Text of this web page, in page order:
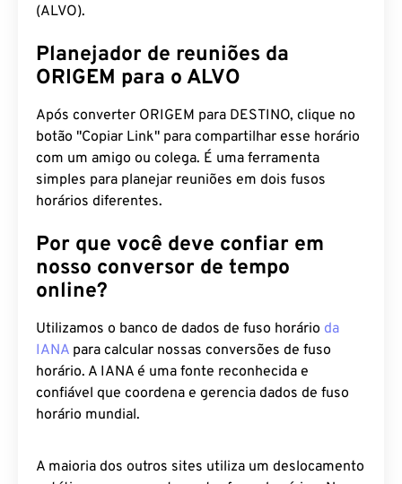
(ALVO).
Planejador de reuniões da
ORIGEM para o ALVO
Após converter ORIGEM para DESTINO, clique no
botão "Copiar Link" para compartilhar esse horário
com um amigo ou colega. É uma ferramenta
simples para planejar reuniões em dois fusos
horários diferentes.
Por que você deve confiar em
nosso conversor de tempo
online?
Utilizamos o banco de dados de fuso horário da
IANA para calcular nossas conversões de fuso
horário. A IANA é uma fonte reconhecida e
confiável que coordena e gerencia dados de fuso
horário mundial.
A maioria dos outros sites utiliza um deslocamento